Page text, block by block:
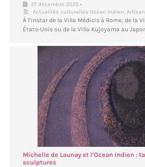
27 décembre 2025 •
Actualités culturelles Océan Indien,
À l’instar de la Villa Médicis à Rome, de la
États-Unis ou de la Villa Kujoyama au
Michelle de Launay et l’Ocean Indien :
sculptures